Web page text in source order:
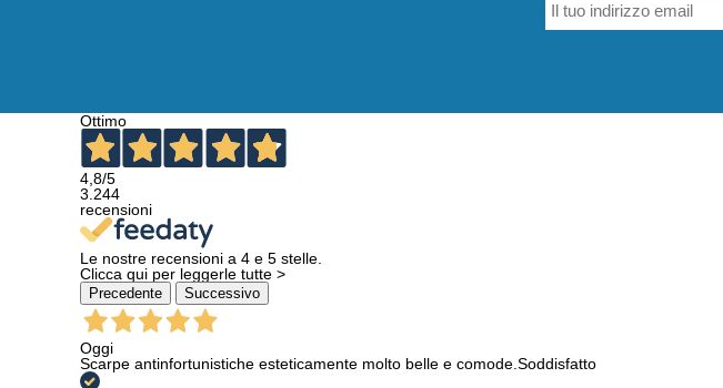
Ottimo
4,8/5
3.244
recensioni
Le nostre recensioni a 4 e 5 stelle.
Clicca qui per leggerle tutte >
Precedente Successivo
Oggi
Scarpe antinfortunistiche esteticamente molto belle e comode.Soddisfatto